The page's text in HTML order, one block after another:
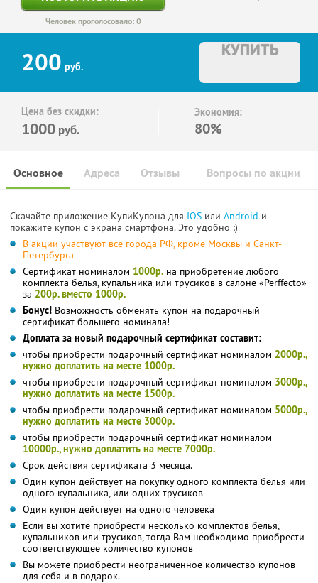
Человек проголосовало: 0
200 руб.
КУПИТЬ
Цена без скидки:
1000 руб.
Экономия:
80%
Основное Отзывы Вопросы по акции
Адреса
Скачайте приложение КупиКупона для IOS или Android и
покажите купон с экрана смартфона. Это удобно :)
В акции участвуют все города РФ, кроме Москвы и Санкт-
Петербурга
Сертификат номиналом 1000р. на приобретение любого
комплекта белья, купальника или трусиков в салоне «Perffecto»
за 200р. вместо 1000р.
Бонус! Возможность обменять купон на подарочный
сертификат большего номинала!
Доплата за новый подарочный сертификат составит:
чтобы приобрести подарочный сертификат номиналом 2000р.,
нужно доплатить на месте 1000р.
чтобы приобрести подарочный сертификат номиналом 3000р.,
нужно доплатить на месте 1500р.
чтобы приобрести подарочный сертификат номиналом 5000р.,
нужно доплатить на месте 3000р.
чтобы приобрести подарочный сертификат номиналом
10000р., нужно доплатить на месте 7000р.
Срок действия сертификата 3 месяца.
Один купон действует на покупку одного комплекта белья или
одного купальника, или одних трусиков
Один купон действует на одного человека
Если вы хотите приобрести несколько комплектов белья,
купальников или трусиков, тогда Вам необходимо приобрести
соответствующее количество купонов
Вы можете приобрести неограниченное количество купонов
для себя и в подарок.